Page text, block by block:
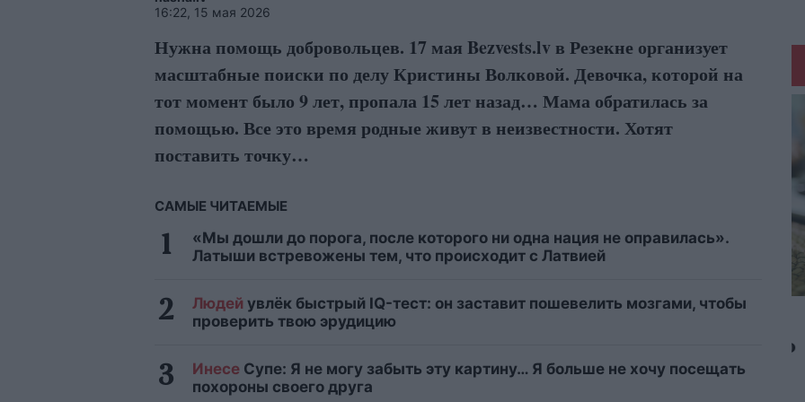
16:22, 15 мая 2026
Нужна помощь добровольцев. 17 мая Bezvests.lv в Резекне организует
масштабные поиски по делу Кристины Волковой. Девочка, которой на
тот момент было 9 лет, пропала 15 лет назад… Мама обратилась за
помощью. Все это время родные живут в неизвестности. Хотят
поставить точку…
САМЫЕ ЧИТАЕМЫЕ
«Мы дошли до порога, после которого ни одна нация не оправилась».
Латыши встревожены тем, что происходит с Латвией
Людей увлёк быстрый IQ-тест: он заставит пошевелить мозгами, чтобы
проверить твою эрудицию
Инесе Супе: Я не могу забыть эту картину… Я больше не хочу посещать
похороны своего друга